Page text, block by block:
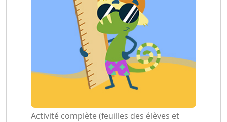
Activité complète (feuilles des élèves et